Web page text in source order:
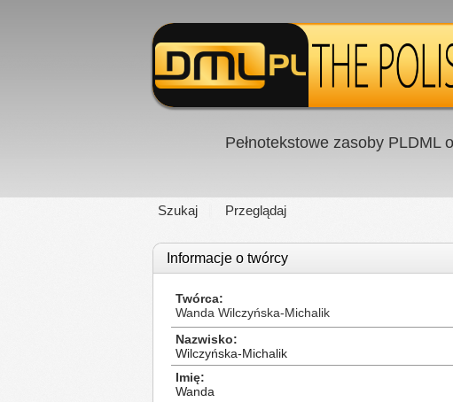
Pełnotekstowe zasoby
Szukaj Przeglądaj
Informacje o twórcy
Twórca
Wanda Wilczyńska-Michalik
Nazwisko
Wilczyńska-Michalik
Imię
Wanda